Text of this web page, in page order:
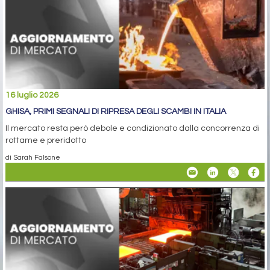
16 luglio 2026
GHISA, PRIMI SEGNALI DI RIPRESA DEGLI SCAMBI IN ITALIA
Il mercato resta però debole e condizionato dalla concorrenza di
rottame e preridotto
di Sarah Falsone